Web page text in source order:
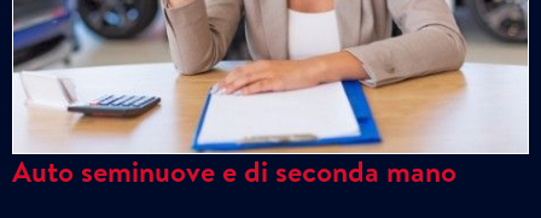
Auto seminuove e di seconda mano